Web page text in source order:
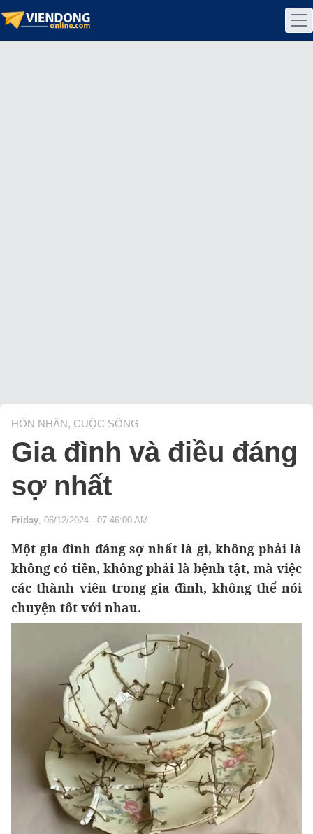
HÔN NHÂN, CUỘC SỐNG
Gia đình và điều đáng
sợ nhất
Friday, 06/12/2024 - 07:46:00 AM
Một gia đình đáng sợ nhất là gì, không phải là
không có tiền, không phải là bệnh tật, mà việc
các thành viên trong gia đình, không thể nói
chuyện tốt với nhau.